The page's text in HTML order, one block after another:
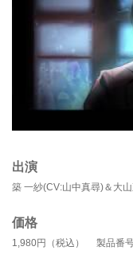
出演
築 一紗(CV:山中真尋)＆大
価格
1,980円（税込） 製品番